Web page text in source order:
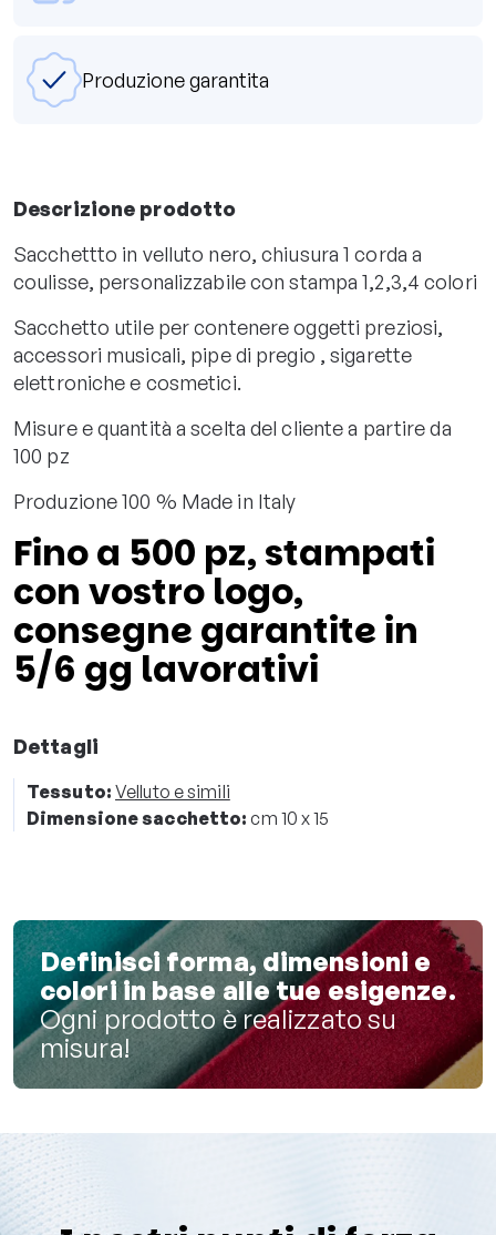
Produzione garantita
Descrizione prodotto
Sacchettto in velluto nero, chiusura 1 corda a
coulisse, personalizzabile con stampa 1,2,3,4 colori
Sacchetto utile per contenere oggetti preziosi,
accessori musicali, pipe di pregio , sigarette
elettroniche e cosmetici.
Misure e quantità a scelta del cliente a partire da
100 pz
Produzione 100 % Made in Italy
Fino a 500 pz, stampati
con vostro logo,
consegne garantite in
5/6 gg lavorativi
Dettagli
Tessuto: Velluto e simili
Dimensione sacchetto: cm 10 x 15
Definisci forma, dimensioni e
colori in base alle tue esigenze.
Ogni prodotto è realizzato su
misura!